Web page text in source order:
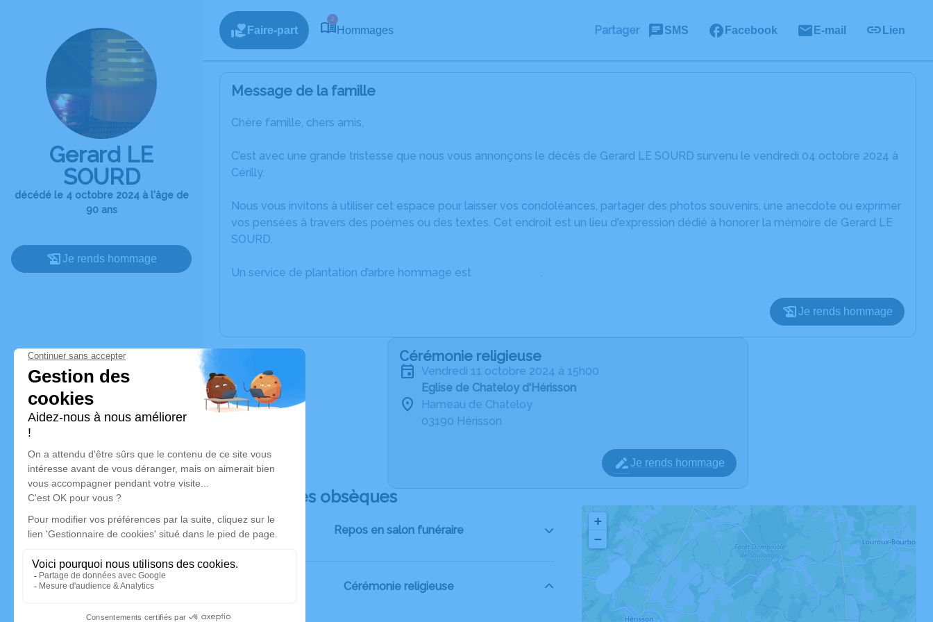
Gerard LE
SOURD
décédé le 4 octobre 2024 à l'âge de
90 ans
Je rends hommage
Faire-part
2
Hommages Partager SMS Facebook E-mail Lien
Message de la famille
Chère famille, chers amis,
C’est avec une grande tristesse que nous vous annonçons le décès de Gerard LE SOURD survenu le vendredi 04 octobre 2024 à
Cérilly.
Nous vous invitons à utiliser cet espace pour laisser vos condoléances, partager des photos souvenirs, une anecdote ou exprimer
vos pensées à travers des poèmes ou des textes. Cet endroit est un lieu d'expression dédié à honorer la mémoire de Gerard LE
SOURD.
Un service de plantation d’arbre hommage est .
Je rends hommage
Cérémonie religieuse
vendredi 11 octobre 2024 à 15h00
Eglise de Chateloy d'Hérisson
Hameau de Chateloy
03190 Hérisson
Je rends hommage
Déroulé des obsèques
Repos en salon funéraire
Cérémonie religieuse
+
−